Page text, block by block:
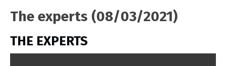
The experts (08/03/2021)
THE EXPERTS